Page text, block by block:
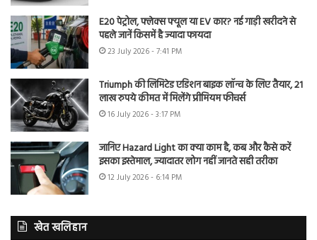
E20 पेट्रोल, फ्लेक्स फ्यूल या EV कार? नई गाड़ी खरीदने से
पहले जानें किसमें है ज्यादा फायदा
23 July 2026 - 7:41 PM
Triumph की लिमिटेड एडिशन बाइक लॉन्च के लिए तैयार, 21
लाख रुपये कीमत में मिलेंगे प्रीमियम फीचर्स
16 July 2026 - 3:17 PM
जानिए Hazard Light का क्या काम है, कब और कैसे करें
इसका इस्तेमाल, ज्यादातर लोग नहीं जानते सही तरीका
12 July 2026 - 6:14 PM
खेत खलिहान